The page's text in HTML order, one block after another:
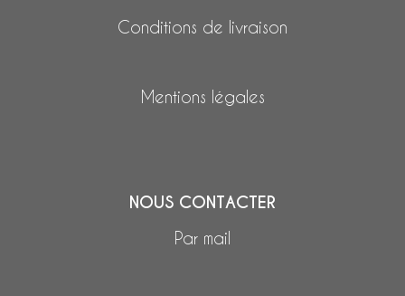
Conditions de livraison
Mentions légales
NOUS CONTACTER
Par mail